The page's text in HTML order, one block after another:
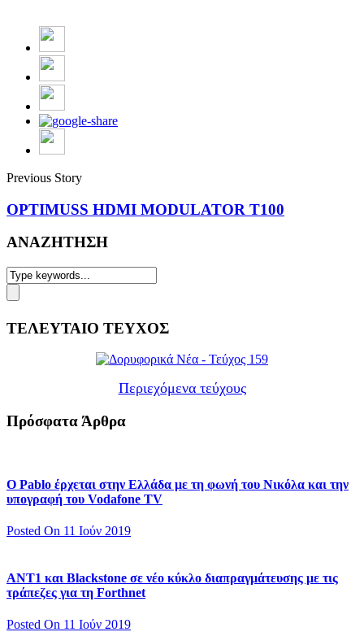
Previous Story
OPTIMUSS HDMI MODULATOR T100
ΑΝΑΖΗΤΗΣΗ
ΤΕΛΕΥΤΑΙΟ ΤΕΥΧΟΣ
Περιεχόμενα τεύχους
Πρόσφατα Άρθρα
Ο Pablo έρχεται στην Ελλάδα με τη φωνή του Νικόλα και την
υπογραφή του Vodafone TV
Posted On 11 Ιούν 2019
ΑΝΤ1 και Blackstone σε νέο κύκλο διαπραγμάτευσης με τις
τράπεζες για τη Forthnet
Posted On 11 Ιούν 2019